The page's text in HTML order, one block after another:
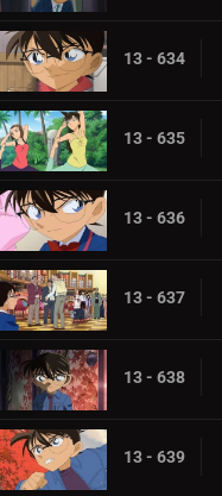
13 - 634
13 - 635
13 - 636
13 - 637
13 - 638
13 - 639